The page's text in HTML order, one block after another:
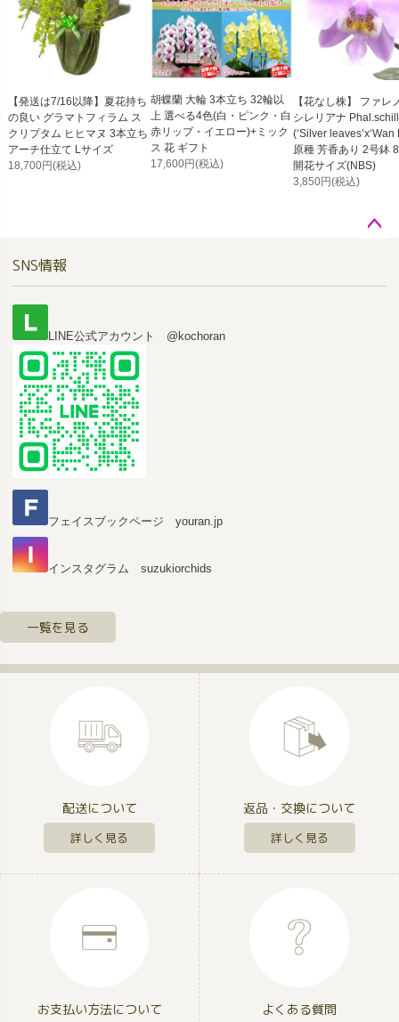
【発送は7/16以降】夏花持ち
の良い グラマトフィラム ス
クリプタム ヒヒマヌ 3本立ち
アーチ仕立て Lサイズ
18,700円(税込)
胡蝶蘭 大輪 3本立ち 32輪以
上 選べる4色(白・ピンク・白
赤リップ・イエロー)+ミック
ス 花 ギフト
17,600円(税込)
【花なし株】 ファレ
シレリアナ
(‘Silver leaves’x‘Wan
原種 芳香あり 2号鉢
開花サイズ(NBS)
3,850円(税込)
ップ
SNS情報
LINE公式アカウント @kochoran
フェイスブックページ youran.jp
インスタグラム suzukiorchids
一覧を見る
配送について
詳しく見る
返品・交換について
詳しく見る
お支払い方法について よくある質問